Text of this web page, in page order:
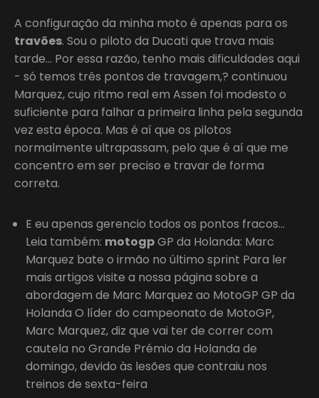
A configuração da minha moto é apenas para os
travões. Sou o piloto da Ducati que trava mais
tarde… Por essa razão, tenho mais dificuldades aqui
- só temos três pontos de travagem,? continuou
Marquez, cujo ritmo real em Assen foi modesto o
suficiente para falhar a primeira linha pela segunda
vez esta época. Mas é aí que os pilotos
normalmente ultrapassam, pelo que é aí que me
concentro em ser preciso e travar de forma
correta.
E eu apenas gerencio todos os pontos fracos…
Leia também: motogpGP da Holanda: Marc
Marquez bate o irmão no último sprint Para ler
mais artigos visite a nossa página sobre a
abordagem de Marc Marquez ao MotoGP GP da
Holanda O líder do campeonato de MotoGP,
Marc Marquez, diz que vai ter de correr com
cautela no Grande Prémio da Holanda de
domingo, devido às lesões que contraiu nos
treinos de sexta-feira